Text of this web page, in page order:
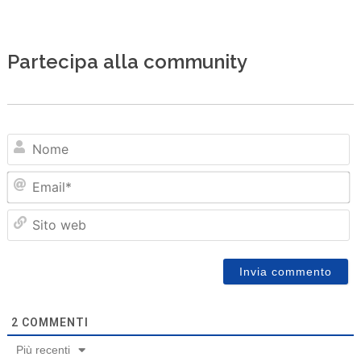
Partecipa alla community
2 COMMENTI
Più recenti